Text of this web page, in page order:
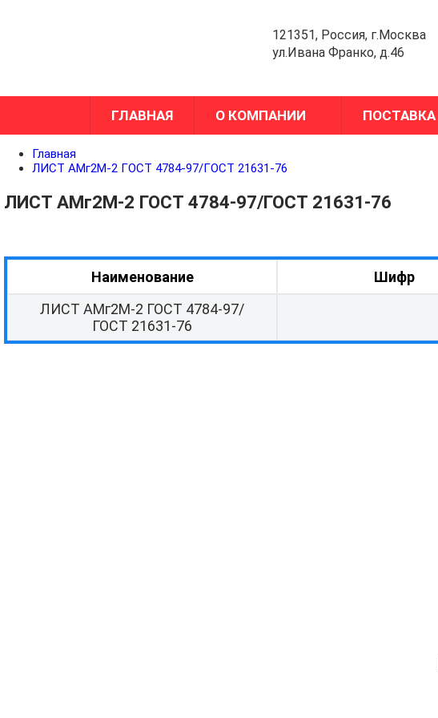
121351, Россия, г.Москва
ул.Ивана Франко, д.46
ГЛАВНАЯ О КОМПАНИИ ПОСТАВКА
Главная
ЛИСТ АМг2М-2 ГОСТ 4784-97/ГОСТ 21631-76
ЛИСТ АМг2М-2 ГОСТ 4784-97/ГОСТ 21631-76
Наименование Шифр
ЛИСТ АМг2М-2 ГОСТ 4784-97/
ГОСТ 21631-76